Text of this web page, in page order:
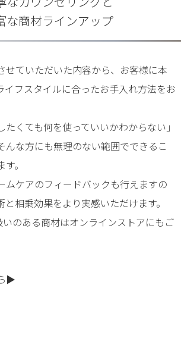
な商材ラインアップ
せていただいた内容から、お客様に本
イフスタイルに合ったお手入れ方法をお
たくても何を使っていいかわからない」
んな方にも無理のない範囲でできるこ
。
ムケアのフィードバックも行えますの
相乗効果をより実感いただけます。
のある商材はオンラインストアにもご
▶